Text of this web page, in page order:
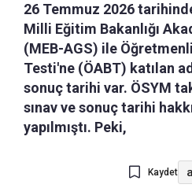
26 Temmuz 2026
Milli Eğitim Bakanlığı
(MEB-AGS) ile
Testi'ne (ÖABT) katılan
sonuç tarihi var. ÖSYM
sınav ve sonuç tarihi
yapılmıştı. Peki,
Kaydet